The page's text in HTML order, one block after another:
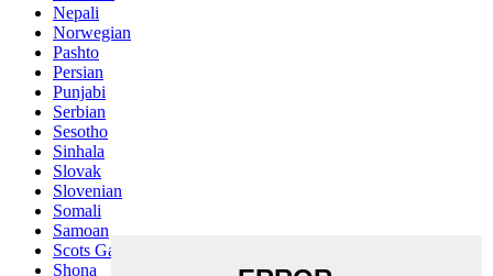
Nepali
Norwegian
Pashto
Persian
Punjabi
Serbian
Sesotho
Sinhala
Slovak
Slovenian
Somali
Samoan
Scots Gaelic
Shona